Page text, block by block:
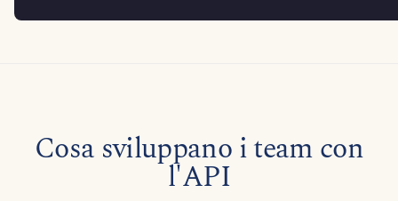
Cosa sviluppano i team con
l'API